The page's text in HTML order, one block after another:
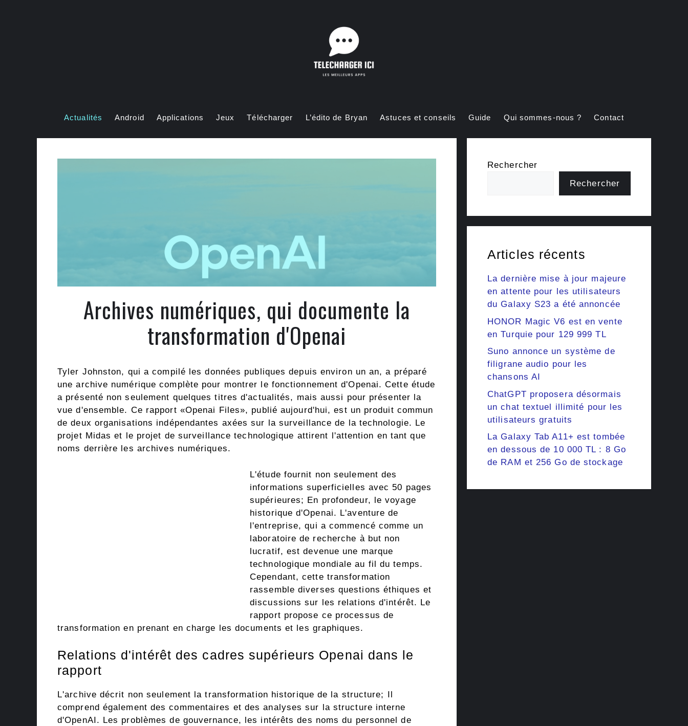
Actualités Android Applications Jeux Télécharger L’édito de Bryan Astuces et conseils Guide Qui sommes-nous ? Contact
Archives numériques, qui documente la
transformation d'Openai
Tyler Johnston, qui a compilé les données publiques depuis environ un an, a préparé
une archive numérique complète pour montrer le fonctionnement d'Openai. Cette étude
a présenté non seulement quelques titres d'actualités, mais aussi pour présenter la
vue d'ensemble. Ce rapport «Openai Files», publié aujourd'hui, est un produit commun
de deux organisations indépendantes axées sur la surveillance de la technologie. Le
projet Midas et le projet de surveillance technologique attirent l'attention en tant que
noms derrière les archives numériques.
L'étude fournit non seulement des
informations superficielles avec 50 pages
supérieures; En profondeur, le voyage
historique d'Openai. L'aventure de
l'entreprise, qui a commencé comme un
laboratoire de recherche à but non
lucratif, est devenue une marque
technologique mondiale au fil du temps.
Cependant, cette transformation
rassemble diverses questions éthiques et
discussions sur les relations d'intérêt. Le
rapport propose ce processus de
transformation en prenant en charge les documents et les graphiques.
Relations d'intérêt des cadres supérieurs Openai dans le
rapport
L'archive décrit non seulement la transformation historique de la structure; Il
comprend également des commentaires et des analyses sur la structure interne
d'OpenAI. Les problèmes de gouvernance, les intérêts des noms du personnel de
Rechercher
Rechercher
Articles récents
La dernière mise à jour majeure
en attente pour les utilisateurs
du Galaxy S23 a été annoncée
HONOR Magic V6 est en vente
en Turquie pour 129 999 TL
Suno annonce un système de
filigrane audio pour les
chansons AI
ChatGPT proposera désormais
un chat textuel illimité pour les
utilisateurs gratuits
La Galaxy Tab A11+ est tombée
en dessous de 10 000 TL : 8 Go
de RAM et 256 Go de stockage